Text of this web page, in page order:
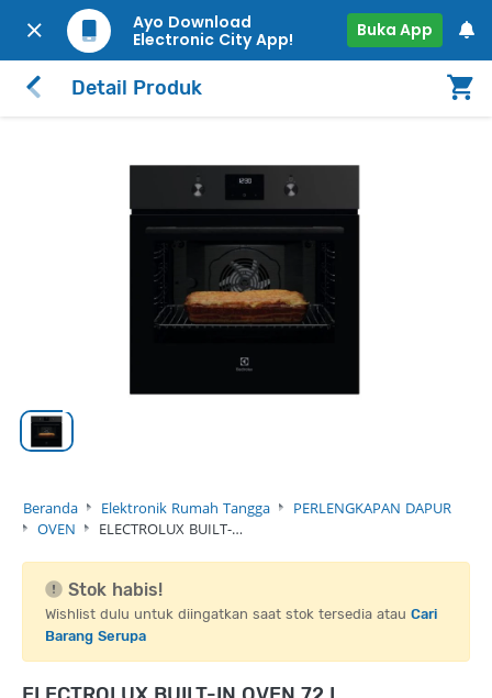
Ayo Download
Electronic City App!
Buka App
Detail Produk
Beranda Elektronik Rumah Tangga
PERLENGKAPAN DAPUR
OVEN
ELECTROLUX BUILT-…
Stok habis!
Wishlist dulu untuk diingatkan saat stok tersedia atau Cari
Barang Serupa